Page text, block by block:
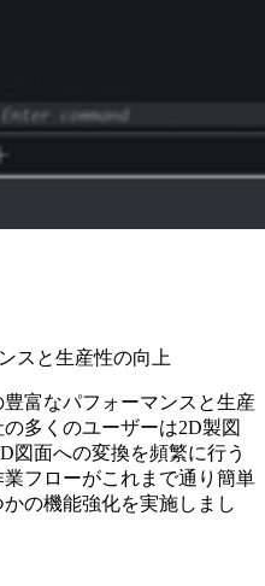
スと生産性の向上
富なパフォーマンスと生産
多くのユーザーは2D製図
図面への変換を頻繁に行う
フローがこれまで通り簡単
の機能強化を実施しまし